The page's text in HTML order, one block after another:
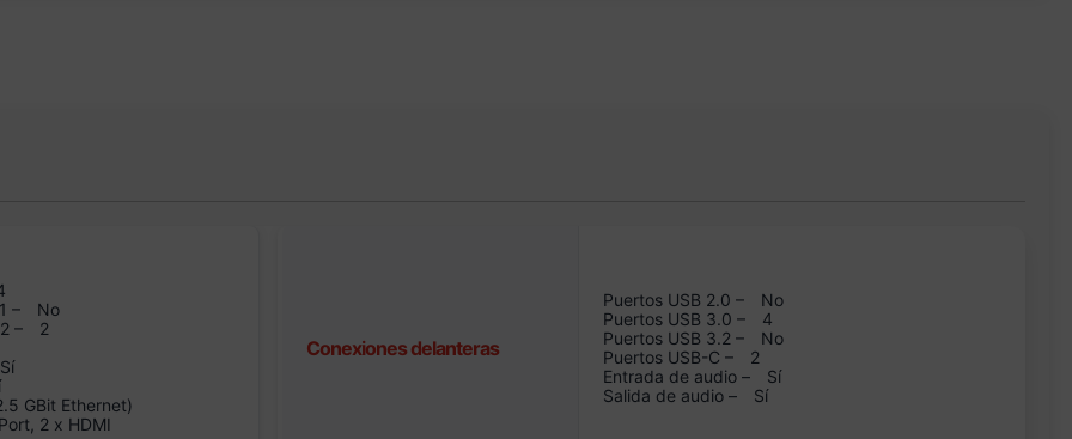
–
No
–
2
Sí
GBit Ethernet)
2 x HDMI
Conexiones delanteras
Puertos USB 2.0 –
No
Puertos USB 3.0 –
4
Puertos USB 3.2 –
No
Puertos USB-C –
2
Entrada de audio –
Sí
Salida de audio –
Sí